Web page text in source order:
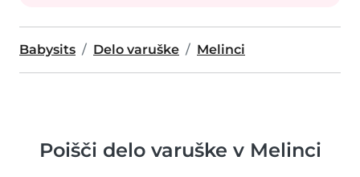
Babysits Delo varuške Melinci
Poišči delo varuške v Melinci